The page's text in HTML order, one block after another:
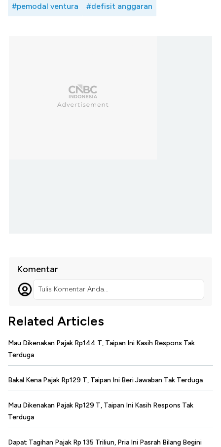
#pemodal ventura #defisit anggaran
Komentar
Tulis Komentar Anda...
Related Articles
Mau Dikenakan Pajak Rp144 T, Taipan Ini Kasih Respons Tak
Terduga
Bakal Kena Pajak Rp129 T, Taipan Ini Beri Jawaban Tak Terduga
Mau Dikenakan Pajak Rp129 T, Taipan Ini Kasih Respons Tak
Terduga
Dapat Tagihan Pajak Rp 135 Triliun, Pria Ini Pasrah Bilang Begini